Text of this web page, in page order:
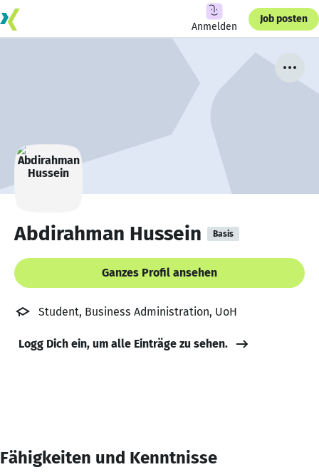
Anmelden
Job posten
Abdirahman Hussein Basis
Ganzes Profil ansehen
Student, Business Administration, UoH
Logg Dich ein, um alle Einträge zu sehen.
Fähigkeiten und Kenntnisse